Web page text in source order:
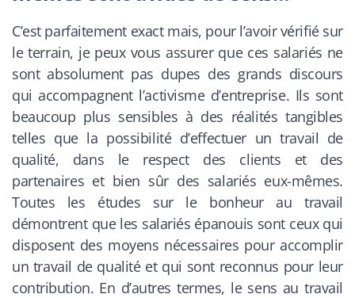
C’est parfaitement exact mais, pour l’avoir vérifié sur
le terrain, je peux vous assurer que ces salariés ne
sont absolument pas dupes des grands discours
qui accompagnent l’activisme d’entreprise. Ils sont
beaucoup plus sensibles à des réalités tangibles
telles que la possibilité d’effectuer un travail de
qualité, dans le respect des clients et des
partenaires et bien sûr des salariés eux-mêmes.
Toutes les études sur le bonheur au travail
démontrent que les salariés épanouis sont ceux qui
disposent des moyens nécessaires pour accomplir
un travail de qualité et qui sont reconnus pour leur
contribution. En d’autres termes, le sens au travail